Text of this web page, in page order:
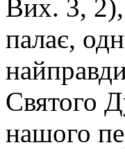
Вих. 3,
палає,
Святого
нашого